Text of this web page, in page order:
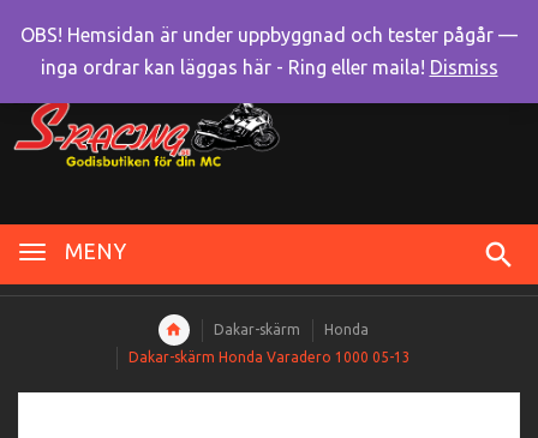
MENY
Dakar-skärm
Honda
Dakar-skärm Honda Varadero 1000 05-13
OBS! Hemsidan är under uppbyggnad och tester pågår —
inga ordrar kan läggas här - Ring eller maila! Dismiss